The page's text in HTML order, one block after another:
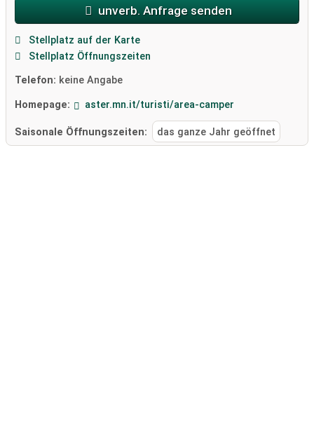
unverb. Anfrage senden
Stellplatz auf der Karte
Stellplatz Öffnungszeiten
Telefon: keine Angabe
Homepage: aster.mn.it/turisti/area-camper
Saisonale Öffnungszeiten: das ganze Jahr geöffnet